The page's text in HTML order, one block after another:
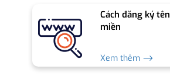
Cách đăng ký tên
miền
Xem thêm ⟶